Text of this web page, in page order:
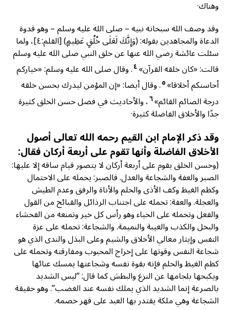
وهناك·
وقد وصف الله سبحانه نبيه – صلى الله عليه وسلم – وهو قدوة
الدعاة والمجاهدين بقوله: (وَإِنَّكَ لَعَلَى خُلُقٍ عَظِيمٍ) [القلم:٤]، ولما
سئلت عائشة رضي الله عنها عن خلق النبي صلى الله عليه وسلم
قالت: «كان خلقه القرآن»٤. وقال صلى الله عليه وسلم: «خياركم
أحاسنكم أخلاقا»٥. وقال أيضا: «إن المؤمن ليدرك بحسن خلقه
درجة الصائم القائم»٦، والأحاديث في فضل حسن الخلق كثيرة
جدًا والأخلاق الفاضلة كثيرة·
وقد ذكر الإمام ابن القيم رحمه الله تعالى أصول
الأخلاق الفاضلة وأنها تقوم على أربعة أركان فقال:
(وحسن الخلق يقوم على أربعة أركان لا يتصور قيام ساقه إلا عليها:
الصبر والعفة والشجاعة والعدل. فالصبر: يحمله على الاحتمال
وكظم الغيظ وكف الأذى والحلم والأناة والرفق وعدم الطيش
والعجلة. والعفة: تحمله على اجتناب الرذائل والقبائح من القول
والفعل وتحمله على الحياء وهو رأس كل خير وتمنعه من الفحشاء
والبخل والكذب والغيبة والنميمة. والشجاعة: تحمله على عزة
النفس وإيثار معالي الأخلاق والشيم وعلى البذل والندى الذي هو
شجاعة النفس وقوتها على إخراج المحبوب ومفارقته وتحمله على
كظم الغيظ والحلم فإنه بقوة نفسه وشجاعتها يمسك عنائها
ويكبحها بلجامها عن النزغ والبطش كما قال: “ليس الشديد
بالصرعة إنما الشديد الذي يملك نفسه عند الغضب”. وهو حقيقة
الشجاعة وهي ملكة يقتدر بها العبد على قهر خصمه.